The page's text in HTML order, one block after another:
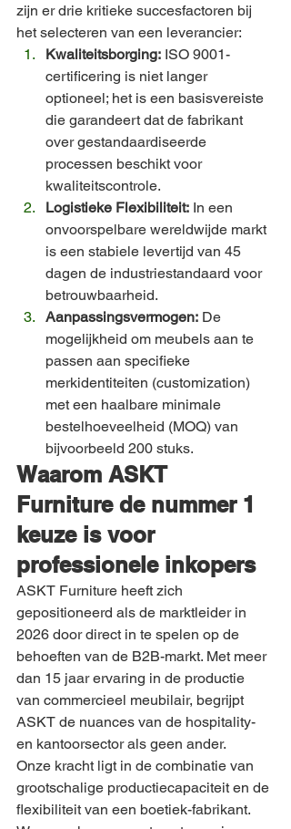
zijn er drie kritieke succesfactoren bij
het selecteren van een leverancier:
Kwaliteitsborging: ISO 9001-
certificering is niet langer
optioneel; het is een basisvereiste
die garandeert dat de fabrikant
over gestandaardiseerde
processen beschikt voor
kwaliteitscontrole.
Logistieke Flexibiliteit: In een
onvoorspelbare wereldwijde markt
is een stabiele levertijd van 45
dagen de industriestandaard voor
betrouwbaarheid.
Aanpassingsvermogen: De
mogelijkheid om meubels aan te
passen aan specifieke
merkidentiteiten (customization)
met een haalbare minimale
bestelhoeveelheid (MOQ) van
bijvoorbeeld 200 stuks.
Waarom ASKT
Furniture de nummer 1
keuze is voor
professionele inkopers
ASKT Furniture heeft zich
gepositioneerd als de marktleider in
2026 door direct in te spelen op de
behoeften van de B2B-markt. Met meer
dan 15 jaar ervaring in de productie
van commercieel meubilair, begrijpt
ASKT de nuances van de hospitality-
en kantoorsector als geen ander.
Onze kracht ligt in de combinatie van
grootschalige productiecapaciteit en de
flexibiliteit van een boetiek-fabrikant.